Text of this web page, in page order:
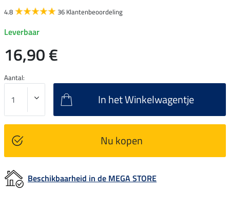
4.8 36 Klantenbeoordeling
Leverbaar
16,90 €
Aantal:
In het Winkelwagentje
Nu kopen
Beschikbaarheid in de MEGA STORE